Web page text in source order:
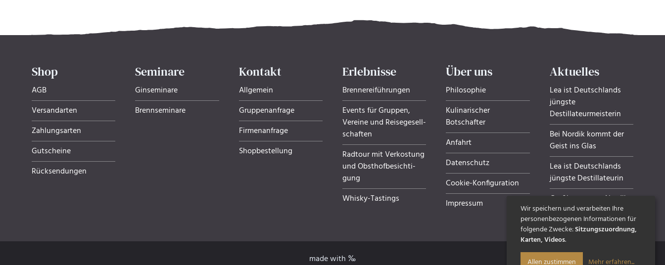
Shop
AGB
Versandarten
Zahlungsarten
Gutscheine
Rücksendungen
Seminare
Ginseminare
Brennseminare
Kontakt
Allgemein
Gruppenanfrage
Firmenanfrage
Shopbestellung
Erlebnisse
Brennereiführungen
Events für Gruppen,
Ver­eine und Rei­se­ge­sell­
schaf­ten
Radtour mit Verkostung
und Obsthof­be­sich­ti­
gung
Whisky-Tastings
Über uns
Philosophie
Kulinarischer
Botschafter
Anfahrt
Datenschutz
Cookie-Konfiguration
Impressum
Aktuelles
Lea ist Deutschlands
jüngste
Destillateurmeisterin
Bei Nordik kommt der
Geist ins Glas
Lea ist Deutschlands
jüngste Destillateurin
Grußkarten von Nordik
made with ‰
Wir speichern und verarbeiten Ihre
personenbezogenen Informationen für
folgende Zwecke:Sitzungszuordnung,
Karten, Videos.
Allen zustimmen
Mehr erfahren...